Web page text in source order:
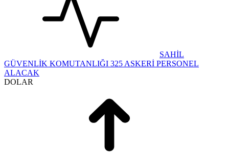
SAHİL
GÜVENLİK KOMUTANLIĞI 325 ASKERİ PERSONEL
ALACAK
DOLAR